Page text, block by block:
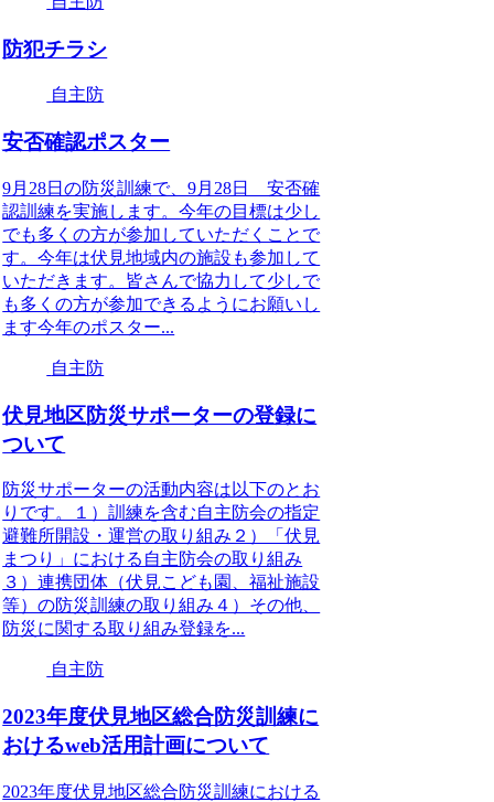
防犯チラシ
自主防
安否確認ポスター
9月28日の防災訓練で、9月28日 安否確
認訓練を実施します。今年の目標は少し
でも多くの方が参加していただくことで
す。今年は伏見地域内の施設も参加して
いただきます。皆さんで協力して少しで
も多くの方が参加できるようにお願いし
ます今年のポスター...
自主防
伏見地区防災サポーターの登録に
ついて
防災サポーターの活動内容は以下のとお
りです。１）訓練を含む自主防会の指定
避難所開設・運営の取り組み２）「伏見
まつり」における自主防会の取り組み
３）連携団体（伏見こども園、福祉施設
等）の防災訓練の取り組み４）その他、
防災に関する取り組み登録を...
自主防
2023年度伏見地区総合防災訓練に
おけるweb活用計画について
2023年度伏見地区総合防災訓練における